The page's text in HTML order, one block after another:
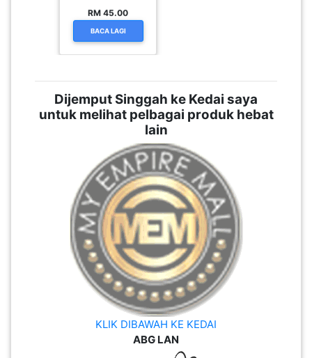
RM 45.00
BACA LAGI
Dijemput Singgah ke Kedai saya
untuk melihat pelbagai produk hebat
lain
KLIK DIBAWAH KE KEDAI
ABG LAN
SABAH(0)
MELAKA(53)